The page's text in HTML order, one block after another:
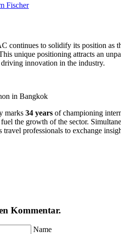
Fischer
continues to solidify its position as
unique positioning attracts an
driving innovation in the industry.
in Bangkok
marks 34 years of championing
the growth of the sector.
travel professionals to exchange
Kommentar.
Name